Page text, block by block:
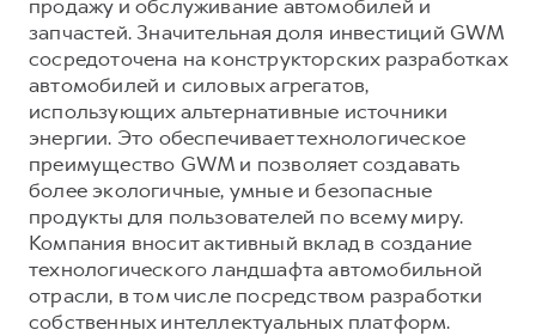
продажу и обслуживание автомобилей и
запчастей. Значительная доля инвестиций GWM
сосредоточена на конструкторских разработках
автомобилей и силовых агрегатов,
использующих альтернативные источники
энергии. Это обеспечивает технологическое
преимущество GWM и позволяет создавать
более экологичные, умные и безопасные
продукты для пользователей по всему миру.
Компания вносит активный вклад в создание
технологического ландшафта автомобильной
отрасли, в том числе посредством разработки
собственных интеллектуальных платформ.